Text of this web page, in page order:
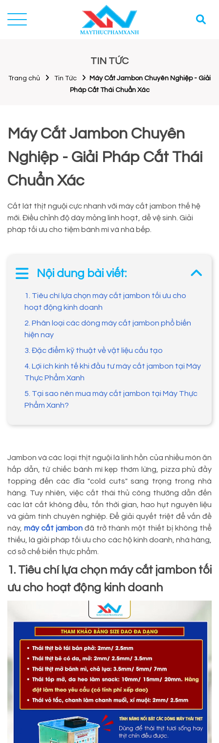
TIN TỨC
Trang chủ Tin Tức
Máy Cắt Jambon Chuyên Nghiệp - Giải
Pháp Cắt Thái Chuẩn Xác
Máy Cắt Jambon Chuyên
Nghiệp - Giải Pháp Cắt Thái
Chuẩn Xác
Cắt lát thịt nguội cực nhanh với máy cắt jambon thế hệ
mới. Điều chỉnh độ dày mỏng linh hoạt, dễ vệ sinh. Giải
pháp tối ưu cho tiệm bánh mì và nhà bếp.
Nội dung bài viết:
1. Tiêu chí lựa chọn máy cắt jambon tối ưu cho
hoạt động kinh doanh
2. Phân loại các dòng máy cắt jambon phổ biến
hiện nay
3. Đặc điểm kỹ thuật về vật liệu cấu tạo
4. Lợi ích kinh tế khi đầu tư máy cắt jambon tại Máy
Thực Phẩm Xanh
5. Tại sao nên mua máy cắt jambon tại Máy Thực
Phẩm Xanh?
Jambon và các loại thịt nguội là linh hồn của nhiều món ăn
hấp dẫn, từ chiếc bánh mì kẹp thơm lừng, pizza phủ đầy
topping đến các đĩa "cold cuts" sang trọng trong nhà
hàng. Tuy nhiên, việc cắt thái thủ công thường dẫn đến
các lát cắt không đều, tốn thời gian, hao hụt nguyên liệu
và giảm tính chuyên nghiệp. Để giải quyết triệt để vấn đề
này, máy cắt jambonđã trở thành một thiết bị không thể
thiếu, là giải pháp tối ưu cho các hộ kinh doanh, nhà hàng,
cơ sở chế biến thực phẩm.
1. Tiêu chí lựa chọn máy cắt jambon tối
ưu cho hoạt động kinh doanh